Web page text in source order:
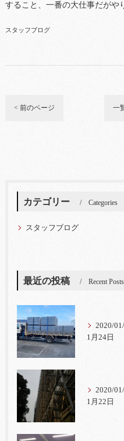
すること、一番の大仕事だがや
スタッフブログ
< 前のページ 一
カテゴリー Categories
スタッフブログ
最近の投稿 Recent Posts
2020/
1月24日
2020/
1月22日